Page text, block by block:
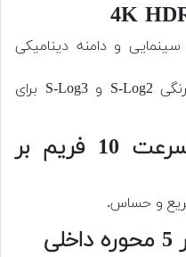
و دامنه دینامیکی
پشتیبانی از پروفایل های رنگی S-Log2 و S-Log3 برای
5. عکاسی پیاپی با سرعت 10 فریم بر
و حساس.